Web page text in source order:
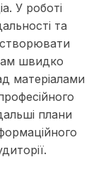
У роботі
та
швидко
матеріалами
плани